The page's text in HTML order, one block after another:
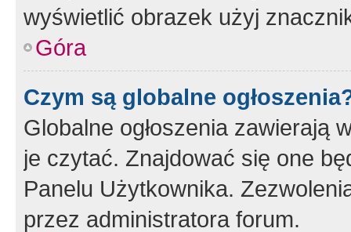
wyświetlić obrazek użyj
Góra
Czym są globalne
Globalne ogłoszenia zawierają
je czytać. Znajdować się one
Panelu Użytkownika.
przez administratora forum.